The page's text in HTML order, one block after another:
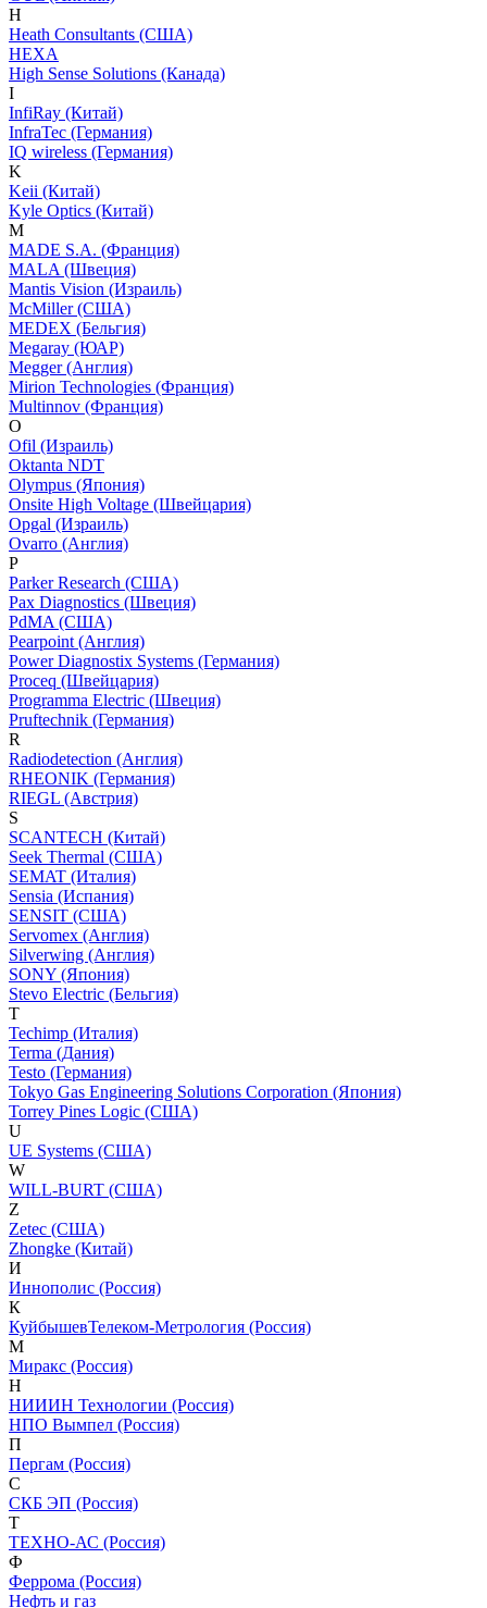
H
Heath Consultants (США)
HEXA
High Sense Solutions (Канада)
I
InfiRay (Китай)
InfraTec (Германия)
IQ wireless (Германия)
K
Keii (Китай)
Kyle Optics (Китай)
M
MADE S.A. (Франция)
MALA (Швеция)
Mantis Vision (Израиль)
McMiller (США)
MEDEX (Бельгия)
Megaray (ЮАР)
Megger (Англия)
Mirion Technologies (Франция)
Multinnov (Франция)
O
Ofil (Израиль)
Oktanta NDT
Olympus (Япония)
Onsite High Voltage (Швейцария)
Opgal (Израиль)
Ovarro (Англия)
P
Parker Research (США)
Pax Diagnostics (Швеция)
PdMA (США)
Pearpoint (Англия)
Power Diagnostix Systems (Германия)
Proceq (Швейцария)
Programma Electric (Швеция)
Pruftechnik (Германия)
R
Radiodetection (Англия)
RHEONIK (Германия)
RIEGL (Австрия)
S
SCANTECH (Китай)
Seek Thermal (США)
SEMAT (Италия)
Sensia (Испания)
SENSIT (США)
Servomex (Англия)
Silverwing (Англия)
SONY (Япония)
Stevo Electric (Бельгия)
T
Techimp (Италия)
Terma (Дания)
Testo (Германия)
Tokyo Gas Engineering Solutions Corporation (Япония)
Torrey Pines Logic (США)
U
UE Systems (США)
W
WILL-BURT (США)
Z
Zetec (США)
Zhongke (Китай)
И
Иннополис (Россия)
К
КуйбышевТелеком-Метрология (Россия)
М
Миракс (Россия)
Н
НИИИН Технологии (Россия)
НПО Вымпел (Россия)
П
Пергам (Россия)
С
СКБ ЭП (Россия)
Т
ТЕХНО-АС (Россия)
Ф
Феррома (Россия)
Нефть и газ